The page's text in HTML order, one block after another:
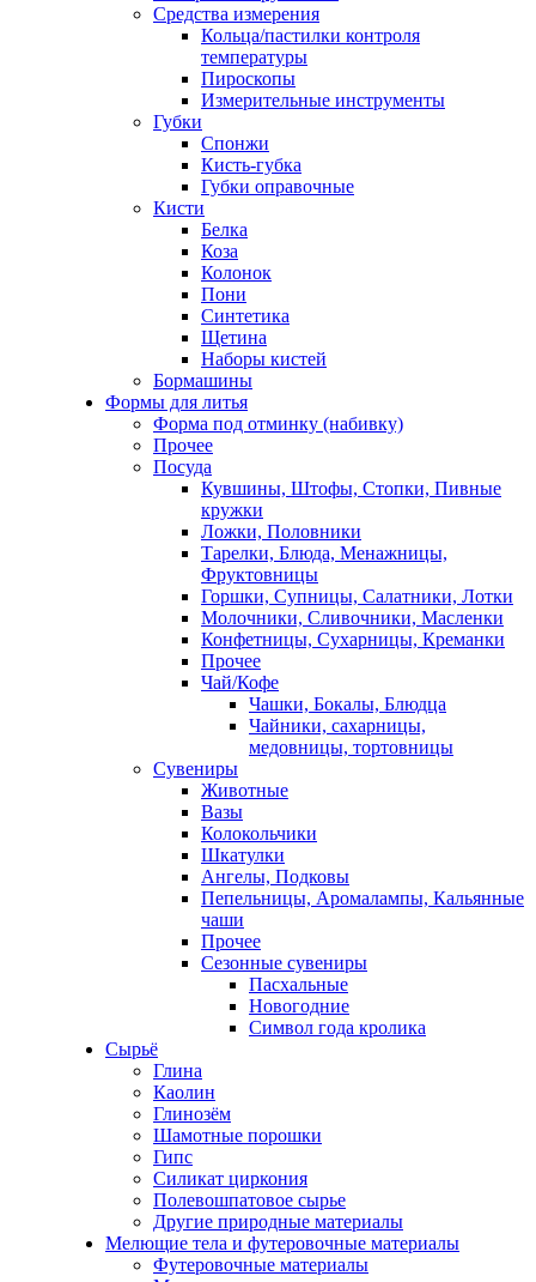
Средства измерения
Кольца/пастилки контроля
температуры
Пироскопы
Измерительные инструменты
Губки
Спонжи
Кисть-губка
Губки оправочные
Кисти
Белка
Коза
Колонок
Пони
Синтетика
Щетина
Наборы кистей
Бормашины
Формы для литья
Форма под отминку (набивку)
Прочее
Посуда
Кувшины, Штофы, Стопки, Пивные
кружки
Ложки, Половники
Тарелки, Блюда, Менажницы,
Фруктовницы
Горшки, Супницы, Салатники, Лотки
Молочники, Сливочники, Масленки
Конфетницы, Сухарницы, Креманки
Прочее
Чай/Кофе
Чашки, Бокалы, Блюдца
Чайники, сахарницы,
медовницы, тортовницы
Сувениры
Животные
Вазы
Колокольчики
Шкатулки
Ангелы, Подковы
Пепельницы, Аромалампы, Кальянные
чаши
Прочее
Сезонные сувениры
Пасхальные
Новогодние
Символ года кролика
Сырьё
Глина
Каолин
Глинозём
Шамотные порошки
Гипс
Силикат циркония
Полевошпатовое сырье
Другие природные материалы
Мелющие тела и футеровочные материалы
Футеровочные материалы